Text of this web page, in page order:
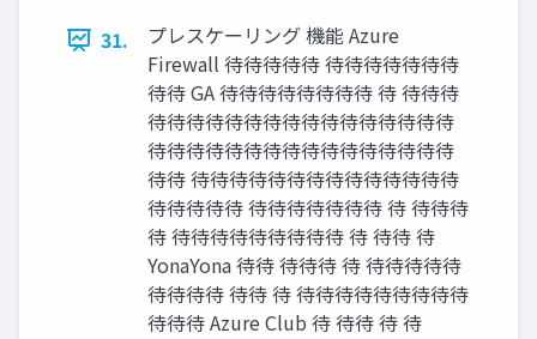
31.
プレスケーリング 機能 Azure
Firewall 待待待待待 待待待待待待待
待待 GA 待待待待待待待待 待 待待待
待待待待待待待待待待待待待待待待
待待待待待待待待待待待待待待待待
待待 待待待待待待待待待待待待待待
待待待待待 待待待待待待待 待 待待待
待 待待待待待待待待待 待 待待 待
YonaYona 待待 待待待 待 待待待待待
待待待待 待待 待 待待待待待待待待待
待待待 Azure Club 待 待待 待 待